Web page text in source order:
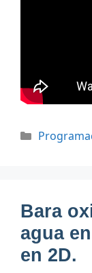
Bara
agua
en 2D.